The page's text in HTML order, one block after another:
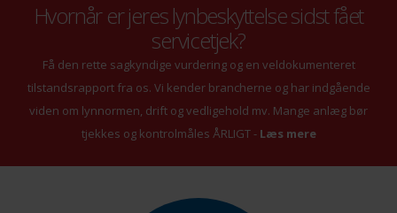
Hvornår er jeres lynbeskyttelse sidst fået
servicetjek?
Få den rette sagkyndige vurdering og en veldokumenteret
tilstandsrapport fra os. Vi kender brancherne og har indgående
viden om lynnormen, drift og vedligehold mv. Mange anlæg bør
tjekkes og kontrolmåles ÅRLIGT - Læs mere